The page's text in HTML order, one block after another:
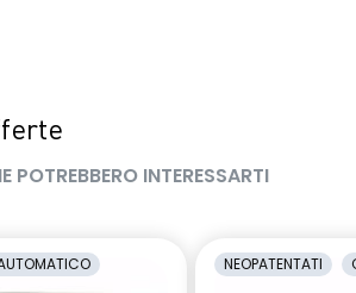
POTREBBERO INTERESSARTI
NEOPATENTATI